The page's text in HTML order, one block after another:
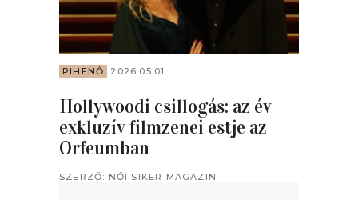
PIHENŐ 2026.05.01.
Hollywoodi csillogás: az év
exkluzív filmzenei estje az
Orfeumban
SZERZŐ: NŐI SIKER MAGAZIN